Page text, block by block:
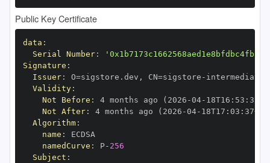
Public Key Certificate
data :
Serial Number:
Signature :
Issuer: O=sigstore.dev , CN=sigstore -
Validity:
Not Before : 4 months ago (2026 -04- 18T16 : 53 :
Not After: 4 months ago (2026 -04- 18T17 : 03 : 37+00
Algorithm:
name :
namedCurve : P- 256
Subject :